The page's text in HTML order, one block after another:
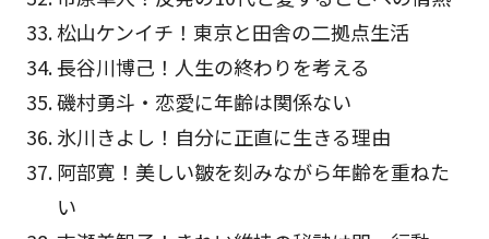
松山ケンイチ！東京と田舎の二拠点生活
長谷川博己！人生の終わりを考える
磯村勇斗・恋愛に年齢は関係ない
氷川きよし！自分に正直に生きる理由
阿部寛！美しい皺を刻みながら年齢を重ねた
い